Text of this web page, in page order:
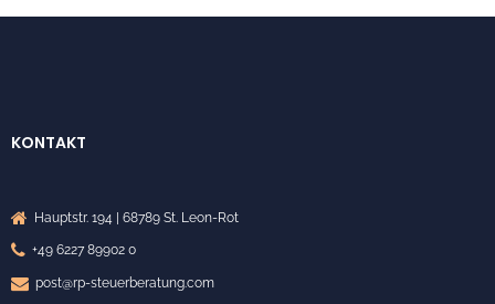
KONTAKT
Hauptstr. 194 | 68789 St. Leon-Rot
+49 6227 89902 0
post@rp-steuerberatung.com